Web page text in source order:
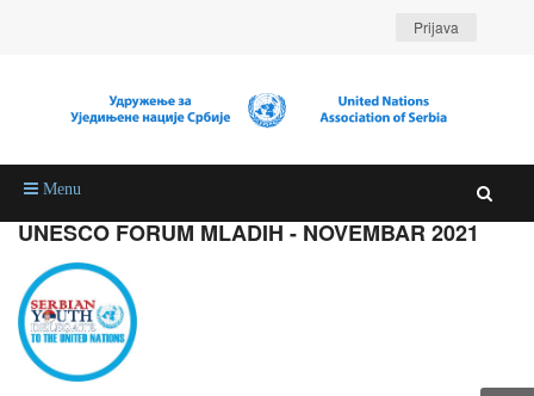
Prijava
Menu
UNESCO FORUM MLADIH - NOVEMBAR 2021